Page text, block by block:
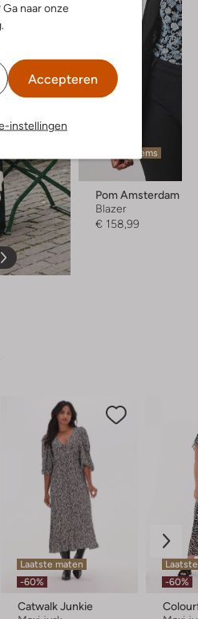
naar onze
Accepteren
instellingen
Laatste items
Pom Amsterdam
Blazer
€ 158,99
Laatste maten
-60%
Catwalk Junkie
-60%